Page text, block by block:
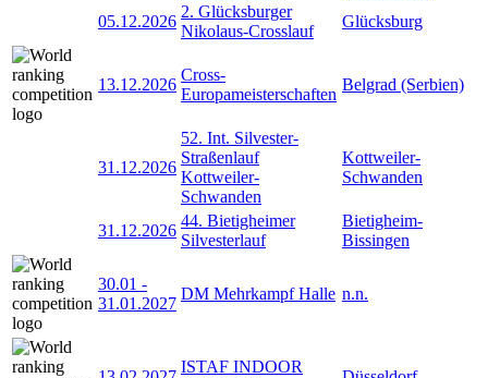
05.12.2026
2. Glücksburger
Nikolaus-Crosslauf
Glücksburg
13.12.2026
Cross-
Europameisterschaften
Belgrad (Serbien)
31.12.2026
52. Int. Silvester-
Straßenlauf
Kottweiler-
Schwanden
Kottweiler-
Schwanden
31.12.2026
44. Bietigheimer
Silvesterlauf
Bietigheim-
Bissingen
30.01 -
31.01.2027
DM Mehrkampf Halle n.n.
ISTAF INDOOR